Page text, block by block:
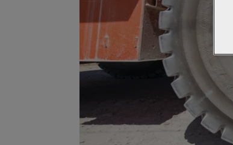
neumáticos
los
los